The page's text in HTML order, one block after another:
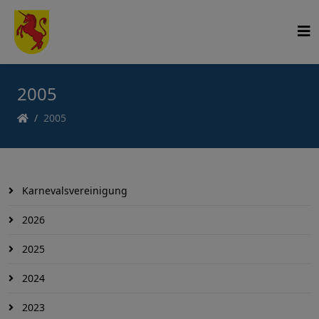
2005
2005
Karnevalsvereinigung
2026
2025
2024
2023